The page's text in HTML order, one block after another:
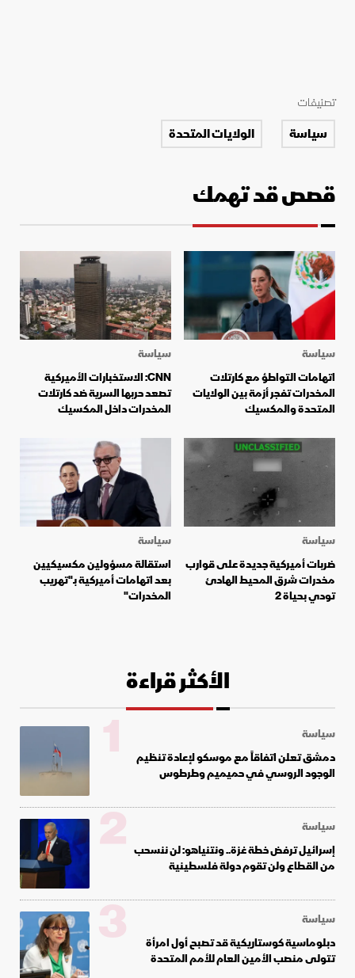
تصنيفات
سياسة الولايات المتحدة
قصص قد تهمك
سياسة
اتهامات التواطؤ مع كارتلات
المخدرات تفجر أزمة بين الولايات
المتحدة والمكسيك
سياسة
CNN: الاستخبارات الأميركية
تصعد حربها السرية ضد كارتلات
المخدرات داخل المكسيك
سياسة
ضربات أميركية جديدة على قوارب
مخدرات شرق المحيط الهادئ
تودي بحياة 2
سياسة
استقالة مسؤولين مكسيكيين
بعد اتهامات أميركية بـ"تهريب
المخدرات"
الأكثر قراءة
سياسة
دمشق تعلن اتفاقاً مع موسكو لإعادة تنظيم
الوجود الروسي في حميميم وطرطوس
1
سياسة
إسرائيل ترفض خطة غزة.. ونتنياهو: لن ننسحب
من القطاع ولن تقوم دولة فلسطينية
2
سياسة
دبلوماسية كوستاريكية قد تصبح أول امرأة
تتولى منصب الأمين العام للأمم المتحدة
3